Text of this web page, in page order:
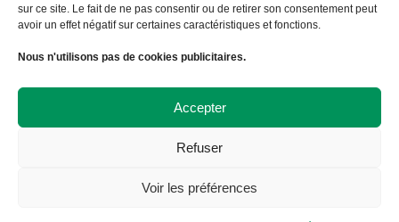
sur ce site. Le fait de ne pas consentir ou de retirer son consentement peut
avoir un effet négatif sur certaines caractéristiques et fonctions.
Nous n'utilisons pas de cookies publicitaires.
Accepter
Refuser
Voir les préférences
108 avenue Victor Hugo
09 72 57 35 57
contact@abicyclette-tulle.fr
Copyright 2023 Association À Bicyclette
Politique de cookies